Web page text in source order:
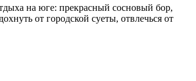
на юге: прекрасный сосновый бор,
от городской суеты, отвлечься от